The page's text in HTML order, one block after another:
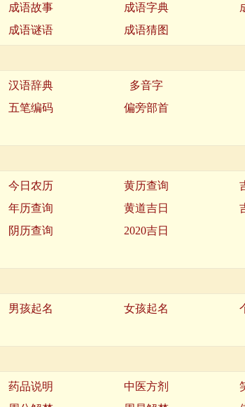
成语故事 成语字典
成语谜语 成语猜图
汉语辞典 多音字
五笔编码 偏旁部首
今日农历 黄历查询
年历查询 黄道吉日
阴历查询 2020吉日
男孩起名 女孩起名
药品说明 中医方剂